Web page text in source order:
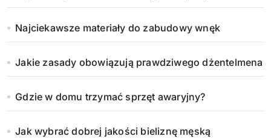
Najciekawsze materiały do zabudowy wnęk
Jakie zasady obowiązują prawdziwego dżentelmena
Gdzie w domu trzymać sprzęt awaryjny?
Jak wybrać dobrej jakości bieliznę męską